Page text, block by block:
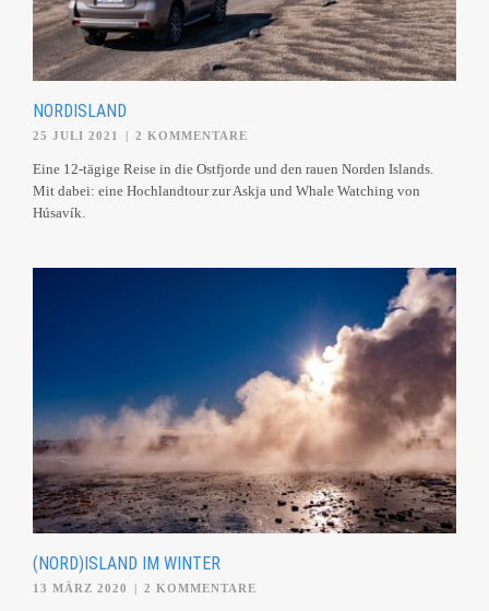
NORDISLAND
25 JULI 2021 2 KOMMENTARE
Eine 12-tägige Reise in die Ostfjorde und den rauen Norden Islands.
Mit dabei: eine Hochlandtour zur Askja und Whale Watching von
Húsavík.
(NORD)ISLAND IM WINTER
13 MÄRZ 2020 | 2 KOMMENTARE